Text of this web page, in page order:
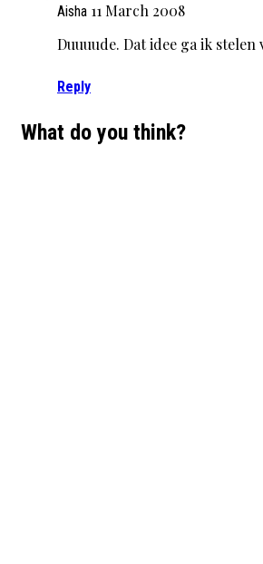
Aisha 11 March 2008
Duuuude. Dat idee ga ik stelen
Reply
What do you think?